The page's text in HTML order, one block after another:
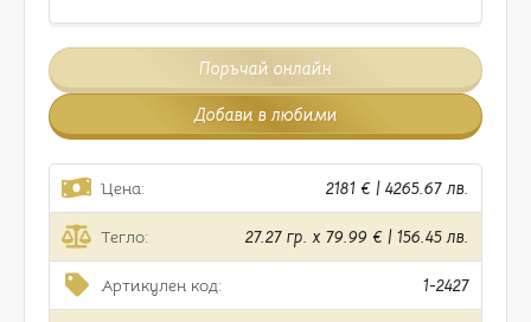
Поръчай онлайн
Добави в любими
Цена: 2181 € | 4265.67 лв.
Тегло: 27.27 гр. x 79.99 € | 156.45 лв.
Артикулен код: 1-2427